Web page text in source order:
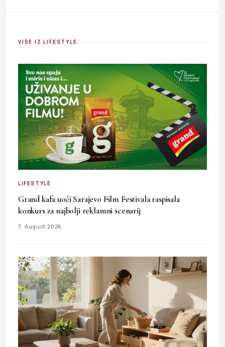
VIŠE IZ LIFESTYLE
LIFESTYLE
Grand kafa uoči Sarajevo Film Festivala raspisala
konkurs za najbolji reklamni scenarij
7. August 2026.